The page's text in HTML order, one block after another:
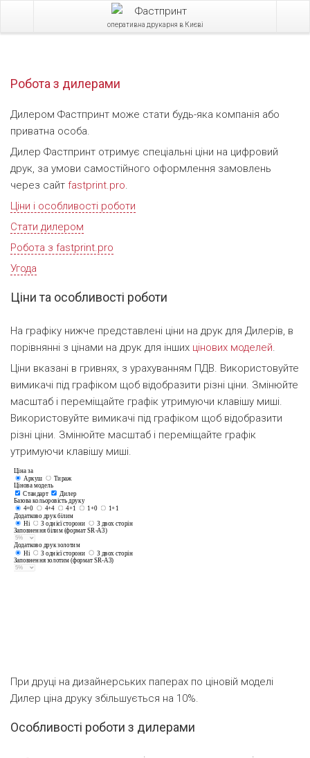
оперативна друкарня в Києві
Робота з дилерами
Дилером Фастпринт може стати будь-яка компанія або
приватна особа.
Дилер Фастпринт отримує спеціальні ціни на цифровий
друк, за умови самостійного оформлення замовлень
через сайт fastprint.pro.
Ціни і особливості роботи
Стати дилером
Робота з fastprint.pro
Угода
Ціни та особливості роботи
На графіку нижче представлені ціни на друк для Дилерів, в
порівнянні з цінами на друк для інших цінових моделей.
Ціни вказані в гривнях, з урахуванням ПДВ. Використовуйте
вимикачі під графіком щоб відобразити різні ціни. Змінюйте
масштаб і переміщайте графік утримуючи клавішу миші.
Використовуйте вимикачі під графіком щоб відобразити
різні ціни. Змінюйте масштаб і переміщайте графік
утримуючи клавішу миші.
При друці на дизайнерських паперах по ціновій моделі
Дилер ціна друку збільшується на 10%.
Особливості роботи з дилерами